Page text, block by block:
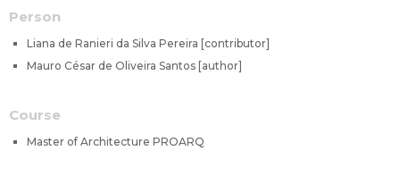
Person
Liana de Ranieri da Silva Pereira [contributor]
Mauro César de Oliveira Santos [author]
Course
Master of Architecture PROARQ